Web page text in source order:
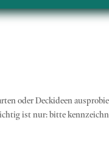
oder Deckideen
ist nur: bitte